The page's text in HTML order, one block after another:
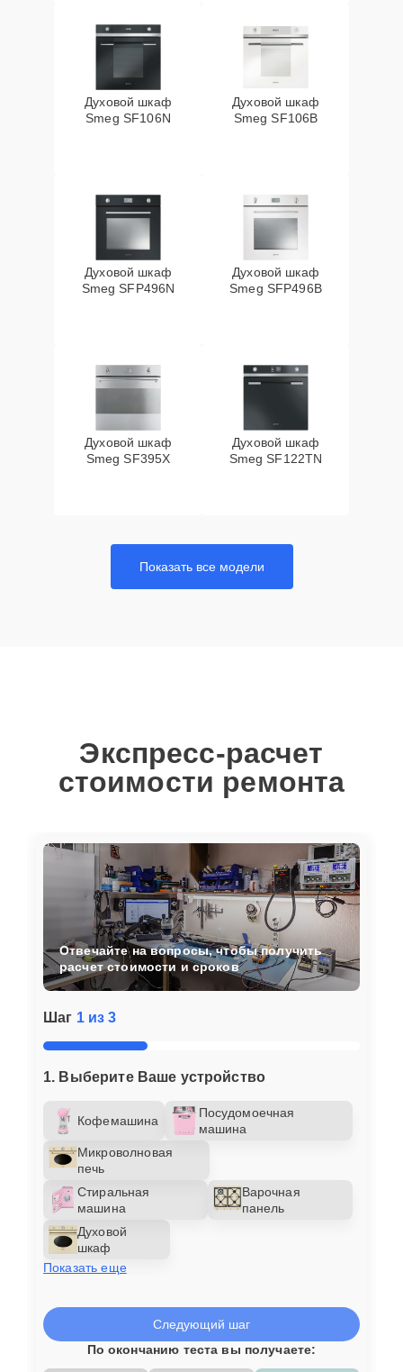
Духовой шкаф
Smeg SF106N
Духовой шкаф
Smeg SF106B
Духовой шкаф
Smeg SFP496N
Духовой шкаф
Smeg SFP496B
Духовой шкаф
Smeg SF395X
Духовой шкаф
Smeg SF122TN
Показать все модели
Экспресс-расчет
стоимости ремонта
Шаг 1 из 3
1. Выберите Ваше устройство
Кофемашина
Посудомоечная
машина
Микроволновая
печь
Стиральная
машина
Варочная
панель
Духовой
шкаф
Показать еще
Отвечайте на вопросы, чтобы получить
расчет стоимости и сроков
Следующий шаг
По окончанию теста вы получаете: